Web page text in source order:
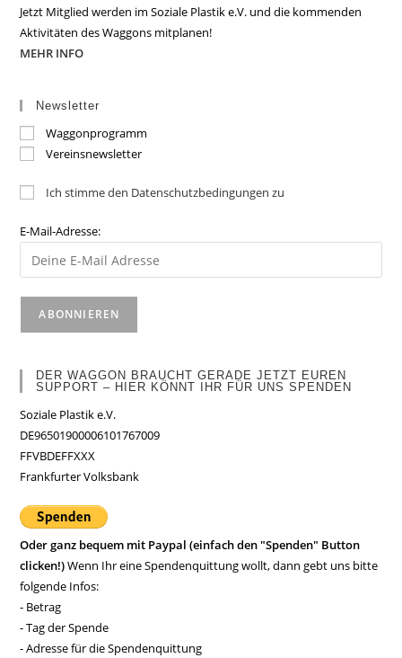
Jetzt Mitglied werden im Soziale Plastik e.V. und die kommenden
Aktivitäten des Waggons mitplanen!
MEHR INFO
Newsletter
Waggonprogramm
Vereinsnewsletter
Ich stimme den Datenschutzbedingungen zu
E-Mail-Adresse:
DER WAGGON BRAUCHT GERADE JETZT EUREN
SUPPORT – HIER KÖNNT IHR FÜR UNS SPENDEN
Soziale Plastik e.V.
DE96501900006101767009
FFVBDEFFXXX
Frankfurter Volksbank
Oder ganz bequem mit Paypal (einfach den "Spenden" Button
clicken!)Wenn Ihr eine Spendenquittung wollt, dann gebt uns bitte
folgende Infos:
- Betrag
- Tag der Spende
- Adresse für die Spendenquittung